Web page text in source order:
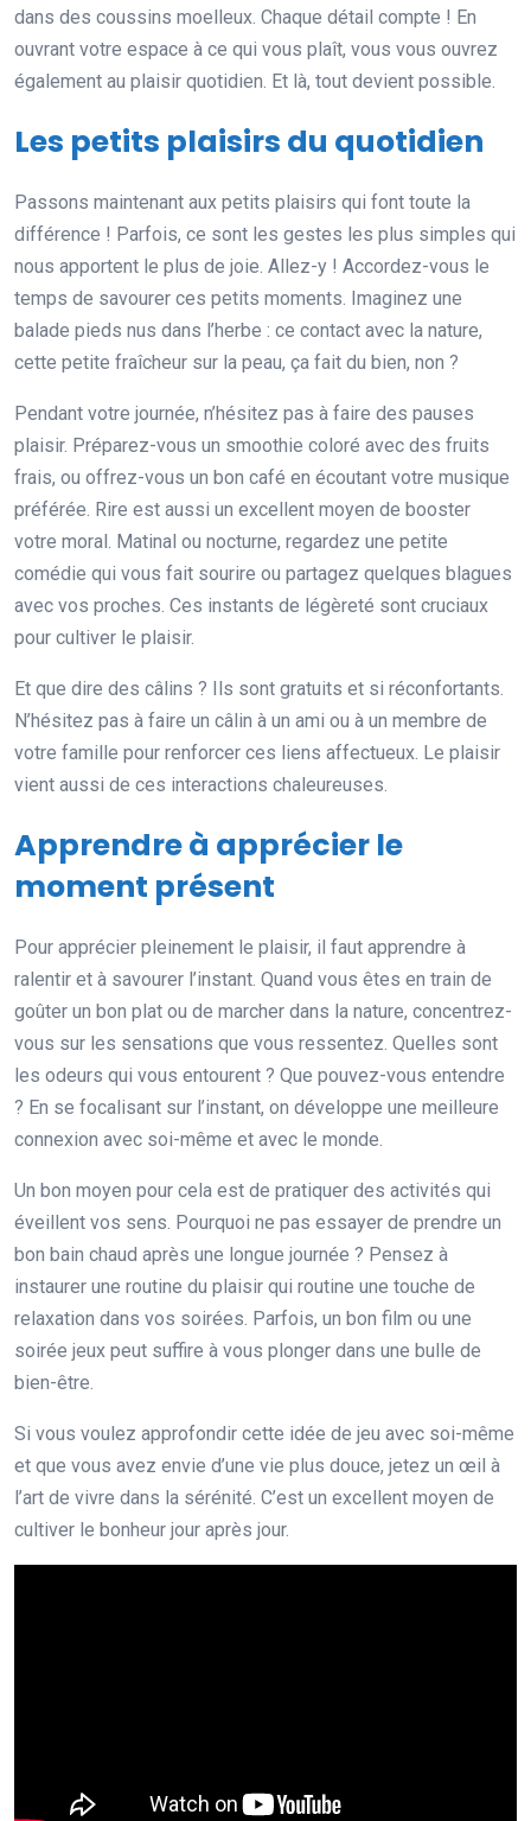
dans des coussins moelleux. Chaque détail compte ! En
ouvrant votre espace à ce qui vous plaît, vous vous ouvrez
également au plaisir quotidien. Et là, tout devient possible.
Les petits plaisirs du quotidien
Passons maintenant aux petits plaisirs qui font toute la
différence ! Parfois, ce sont les gestes les plus simples qui
nous apportent le plus de joie. Allez-y ! Accordez-vous le
temps de savourer ces petits moments. Imaginez une
balade pieds nus dans l’herbe : ce contact avec la nature,
cette petite fraîcheur sur la peau, ça fait du bien, non ?
Pendant votre journée, n’hésitez pas à faire des pauses
plaisir. Préparez-vous un smoothie coloré avec des fruits
frais, ou offrez-vous un bon café en écoutant votre musique
préférée. Rire est aussi un excellent moyen de booster
votre moral. Matinal ou nocturne, regardez une petite
comédie qui vous fait sourire ou partagez quelques blagues
avec vos proches. Ces instants de légèreté sont cruciaux
pour cultiver le plaisir.
Et que dire des câlins ? Ils sont gratuits et si réconfortants.
N’hésitez pas à faire un câlin à un ami ou à un membre de
votre famille pour renforcer ces liens affectueux. Le plaisir
vient aussi de ces interactions chaleureuses.
Apprendre à apprécier le
moment présent
Pour apprécier pleinement le plaisir, il faut apprendre à
ralentir et à savourer l’instant. Quand vous êtes en train de
goûter un bon plat ou de marcher dans la nature, concentrez-
vous sur les sensations que vous ressentez. Quelles sont
les odeurs qui vous entourent ? Que pouvez-vous entendre
? En se focalisant sur l’instant, on développe une meilleure
connexion avec soi-même et avec le monde.
Un bon moyen pour cela est de pratiquer des activités qui
éveillent vos sens. Pourquoi ne pas essayer de prendre un
bon bain chaud après une longue journée ? Pensez à
instaurer une routine du plaisir qui routine une touche de
relaxation dans vos soirées. Parfois, un bon film ou une
soirée jeux peut suffire à vous plonger dans une bulle de
bien-être.
Si vous voulez approfondir cette idée de jeu avec soi-même
et que vous avez envie d’une vie plus douce, jetez un œil à
l’art de vivre dans la sérénité. C’est un excellent moyen de
cultiver le bonheur jour après jour.